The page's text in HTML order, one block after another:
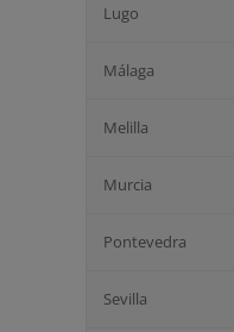
Lugo
Málaga
Melilla
Murcia
Pontevedra
Sevilla